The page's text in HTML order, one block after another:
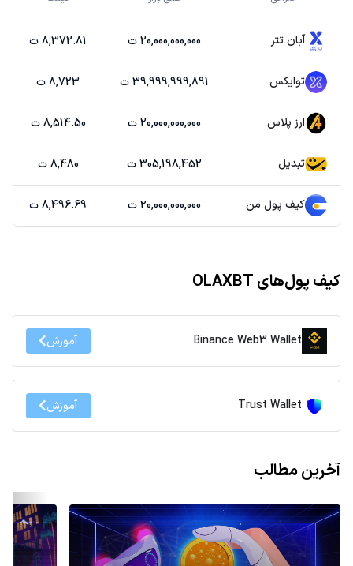
آبان تتر 20,000,000,000 ت 8,372.81 ت
توایکس 39,999,999,891 ت 8,723 ت
ارز پلاس 20,000,000,000 ت 8,514.50 ت
تبدیل 305,198,452 ت 8,480 ت
کیف پول من 20,000,000,000 ت 8,496.69 ت
کیف پول‌های OLAXBT
Binance Web3 Wallet آموزش
Trust Wallet آموزش
آخرین مطالب